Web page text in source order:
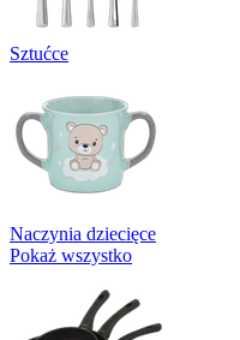
Sztućce
Naczynia dziecięce
Pokaż wszystko